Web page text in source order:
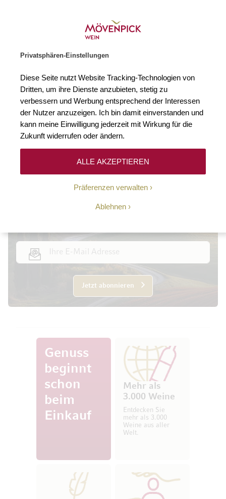
Privatsphären-Einstellungen
Diese Seite nutzt Website Tracking-Technologien von
Dritten, um ihre Dienste anzubieten, stetig zu
verbessern und Werbung entsprechend der Interessen
der Nutzer anzuzeigen. Ich bin damit einverstanden und
kann meine Einwilligung jederzeit mit Wirkung für die
Zukunft widerrufen oder ändern.
Präferenzen verwalten
Ablehnen
ALLE AKZEPTIEREN
Keine Ergebnisse
10-Euro-Willkommens-
Jetzt abonnieren
Genuss
beginnt
schon
beim
Einkauf
Mehr als
3.000 Weine
Entdecken Sie
mehr als 3.000
Weine aus aller
Welt.